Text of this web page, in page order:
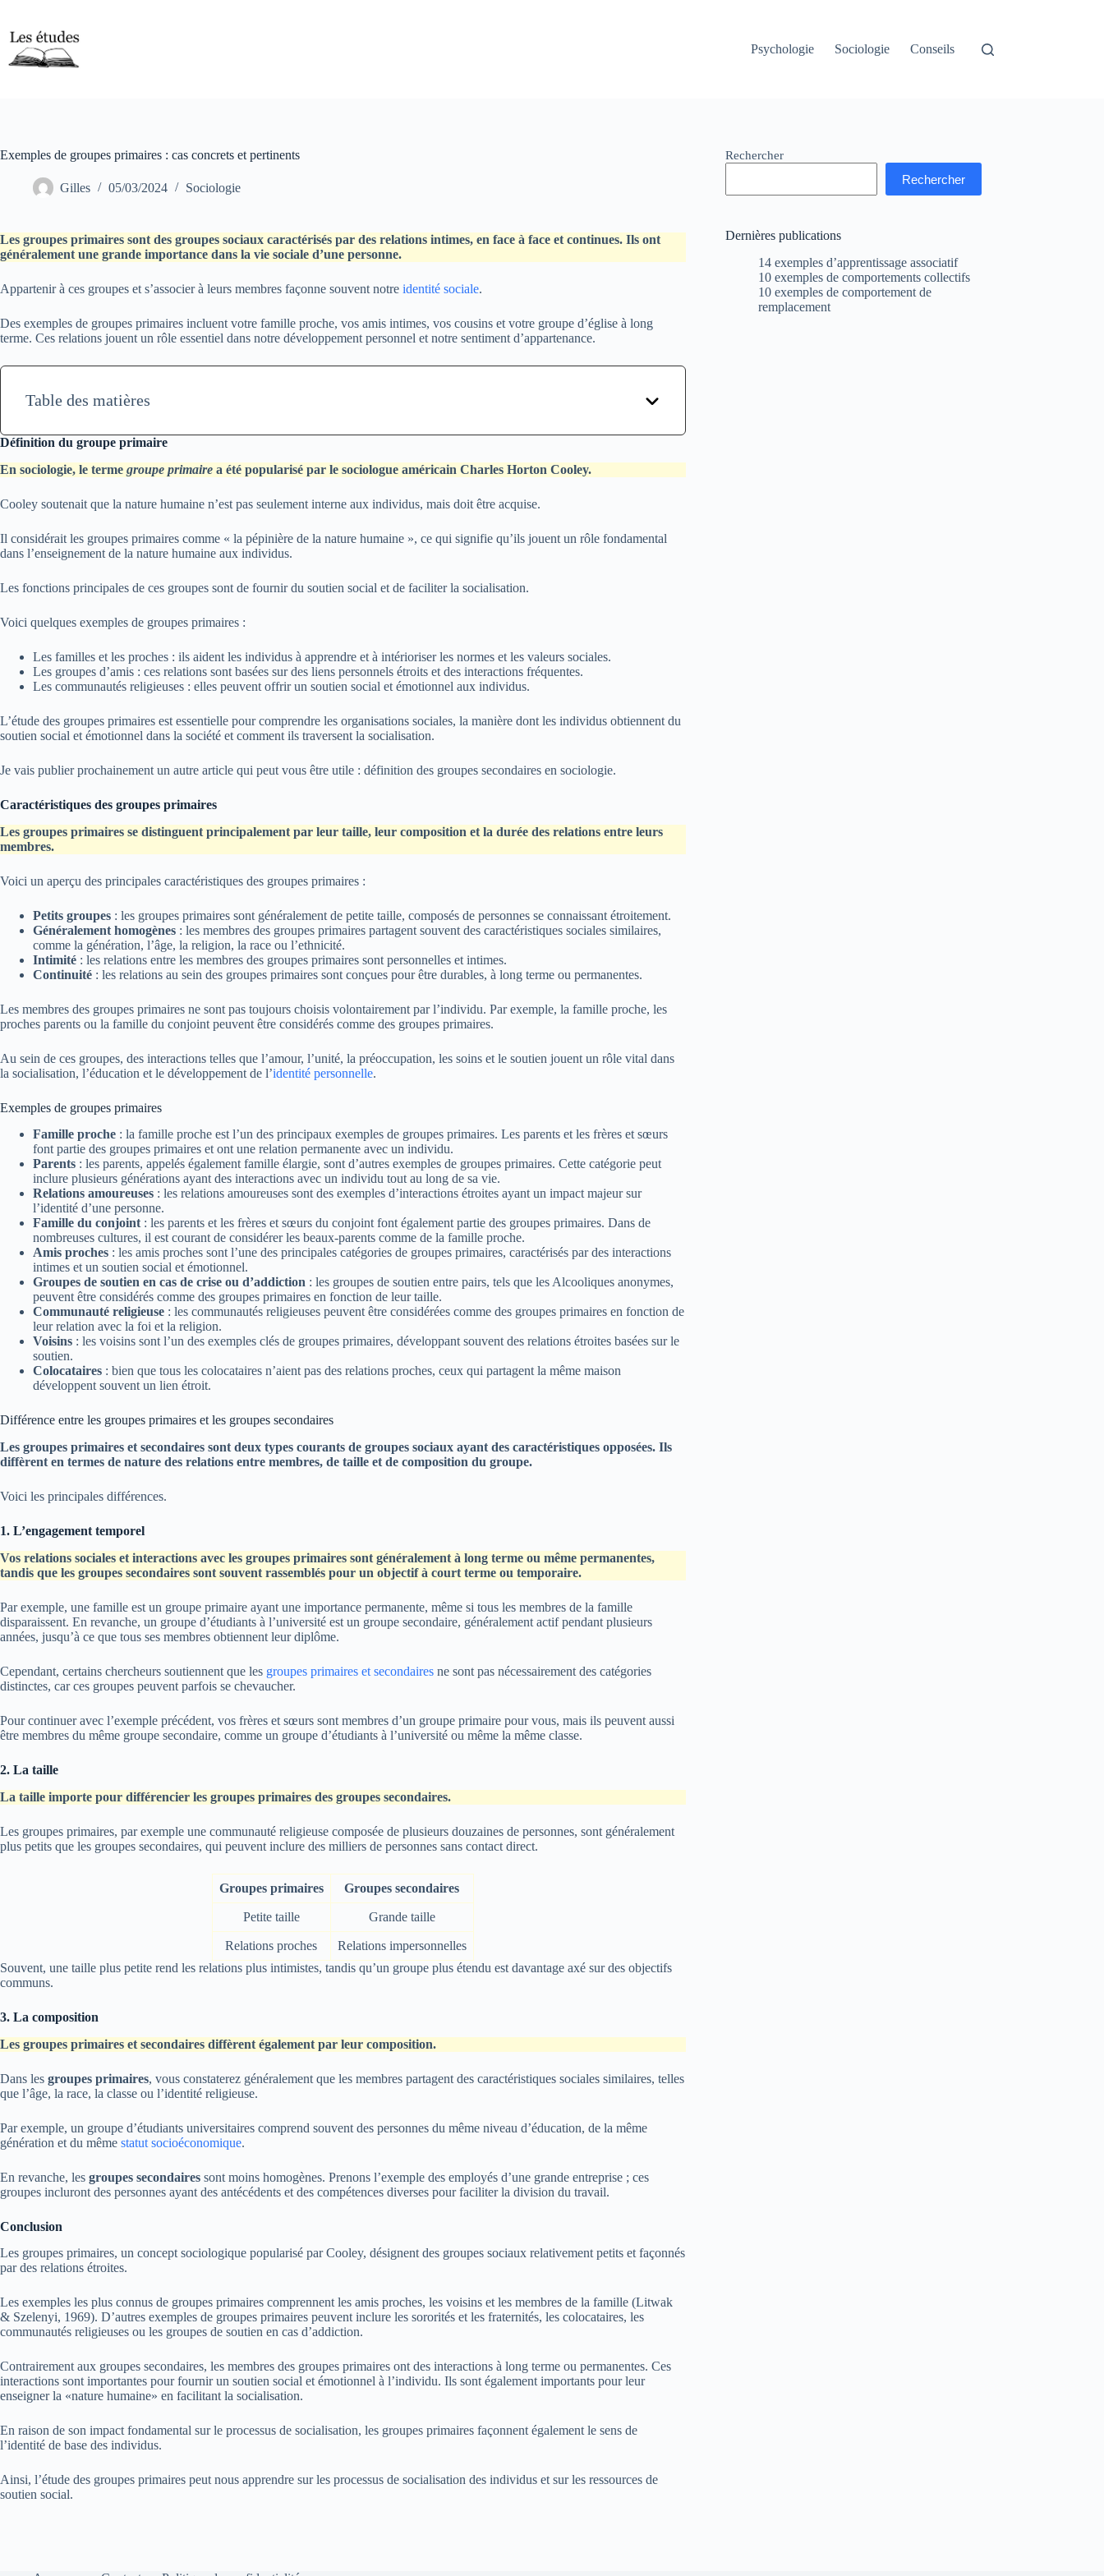
contenu
Psychologie
Sociologie Conseils
Exemples de groupes primaires : cas concrets et pertinents
Gilles 05/03/2024 Sociologie
Les groupes primaires sont des groupes sociaux caractérisés par des relations intimes, en face à face et continues. Ils ont
généralement une grande importance dans la vie sociale d’une personne.
Appartenir à ces groupes et s’associer à leurs membres façonne souvent notre identité sociale.
Des exemples de groupes primaires incluent votre famille proche, vos amis intimes, vos cousins et votre groupe d’église à long
terme. Ces relations jouent un rôle essentiel dans notre développement personnel et notre sentiment d’appartenance.
Table des matières
Définition du groupe primaire
En sociologie, le terme groupe primaire a été popularisé par le sociologue américain Charles Horton Cooley.
Cooley soutenait que la nature humaine n’est pas seulement interne aux individus, mais doit être acquise.
Il considérait les groupes primaires comme « la pépinière de la nature humaine », ce qui signifie qu’ils jouent un rôle fondamental
dans l’enseignement de la nature humaine aux individus.
Les fonctions principales de ces groupes sont de fournir du soutien social et de faciliter la socialisation.
Voici quelques exemples de groupes primaires :
Les familles et les proches : ils aident les individus à apprendre et à intérioriser les normes et les valeurs sociales.
Les groupes d’amis : ces relations sont basées sur des liens personnels étroits et des interactions fréquentes.
Les communautés religieuses : elles peuvent offrir un soutien social et émotionnel aux individus.
L’étude des groupes primaires est essentielle pour comprendre les organisations sociales, la manière dont les individus obtiennent du
soutien social et émotionnel dans la société et comment ils traversent la socialisation.
Je vais publier prochainement un autre article qui peut vous être utile : définition des groupes secondaires en sociologie.
Caractéristiques des groupes primaires
Les groupes primaires se distinguent principalement par leur taille, leur composition et la durée des relations entre leurs
membres.
Voici un aperçu des principales caractéristiques des groupes primaires :
Petits groupes : les groupes primaires sont généralement de petite taille, composés de personnes se connaissant étroitement.
Généralement homogènes : les membres des groupes primaires partagent souvent des caractéristiques sociales similaires,
comme la génération, l’âge, la religion, la race ou l’ethnicité.
Intimité : les relations entre les membres des groupes primaires sont personnelles et intimes.
Continuité : les relations au sein des groupes primaires sont conçues pour être durables, à long terme ou permanentes.
Les membres des groupes primaires ne sont pas toujours choisis volontairement par l’individu. Par exemple, la famille proche, les
proches parents ou la famille du conjoint peuvent être considérés comme des groupes primaires.
Au sein de ces groupes, des interactions telles que l’amour, l’unité, la préoccupation, les soins et le soutien jouent un rôle vital dans
la socialisation, l’éducation et le développement de l’identité personnelle.
Exemples de groupes primaires
Famille proche : la famille proche est l’un des principaux exemples de groupes primaires. Les parents et les frères et sœurs
font partie des groupes primaires et ont une relation permanente avec un individu.
Parents : les parents, appelés également famille élargie, sont d’autres exemples de groupes primaires. Cette catégorie peut
inclure plusieurs générations ayant des interactions avec un individu tout au long de sa vie.
Relations amoureuses : les relations amoureuses sont des exemples d’interactions étroites ayant un impact majeur sur
l’identité d’une personne.
Famille du conjoint : les parents et les frères et sœurs du conjoint font également partie des groupes primaires. Dans de
nombreuses cultures, il est courant de considérer les beaux-parents comme de la famille proche.
Amis proches : les amis proches sont l’une des principales catégories de groupes primaires, caractérisés par des interactions
intimes et un soutien social et émotionnel.
Groupes de soutien en cas de crise ou d’addiction : les groupes de soutien entre pairs, tels que les Alcooliques anonymes,
peuvent être considérés comme des groupes primaires en fonction de leur taille.
Communauté religieuse : les communautés religieuses peuvent être considérées comme des groupes primaires en fonction de
leur relation avec la foi et la religion.
Voisins : les voisins sont l’un des exemples clés de groupes primaires, développant souvent des relations étroites basées sur le
soutien.
Colocataires : bien que tous les colocataires n’aient pas des relations proches, ceux qui partagent la même maison
développent souvent un lien étroit.
Différence entre les groupes primaires et les groupes secondaires
Les groupes primaires et secondaires sont deux types courants de groupes sociaux ayant des caractéristiques opposées. Ils
diffèrent en termes de nature des relations entre membres, de taille et de composition du groupe.
Voici les principales différences.
1. L’engagement temporel
Vos relations sociales et interactions avec les groupes primaires sont généralement à long terme ou même permanentes,
tandis que les groupes secondaires sont souvent rassemblés pour un objectif à court terme ou temporaire.
Par exemple, une famille est un groupe primaire ayant une importance permanente, même si tous les membres de la famille
disparaissent. En revanche, un groupe d’étudiants à l’université est un groupe secondaire, généralement actif pendant plusieurs
années, jusqu’à ce que tous ses membres obtiennent leur diplôme.
Cependant, certains chercheurs soutiennent que les groupes primaires et secondaires ne sont pas nécessairement des catégories
distinctes, car ces groupes peuvent parfois se chevaucher.
Pour continuer avec l’exemple précédent, vos frères et sœurs sont membres d’un groupe primaire pour vous, mais ils peuvent aussi
être membres du même groupe secondaire, comme un groupe d’étudiants à l’université ou même la même classe.
2. La taille
La taille importe pour différencier les groupes primaires des groupes secondaires.
Les groupes primaires, par exemple une communauté religieuse composée de plusieurs douzaines de personnes, sont généralement
plus petits que les groupes secondaires, qui peuvent inclure des milliers de personnes sans contact direct.
Groupes primaires Groupes secondaires
Petite taille Grande taille
Relations proches
Relations impersonnelles
Souvent, une taille plus petite rend les relations plus intimistes, tandis qu’un groupe plus étendu est davantage axé sur des objectifs
communs.
3. La composition
Les groupes primaires et secondaires diffèrent également par leur composition.
Dans les groupes primaires, vous constaterez généralement que les membres partagent des caractéristiques sociales similaires, telles
que l’âge, la race, la classe ou l’identité religieuse.
Par exemple, un groupe d’étudiants universitaires comprend souvent des personnes du même niveau d’éducation, de la même
génération et du même statut socioéconomique.
En revanche, les groupes secondaires sont moins homogènes. Prenons l’exemple des employés d’une grande entreprise ; ces
groupes incluront des personnes ayant des antécédents et des compétences diverses pour faciliter la division du travail.
Conclusion
Les groupes primaires, un concept sociologique popularisé par Cooley, désignent des groupes sociaux relativement petits et façonnés
par des relations étroites.
Les exemples les plus connus de groupes primaires comprennent les amis proches, les voisins et les membres de la famille (Litwak
& Szelenyi, 1969). D’autres exemples de groupes primaires peuvent inclure les sororités et les fraternités, les colocataires, les
communautés religieuses ou les groupes de soutien en cas d’addiction.
Contrairement aux groupes secondaires, les membres des groupes primaires ont des interactions à long terme ou permanentes. Ces
interactions sont importantes pour fournir un soutien social et émotionnel à l’individu. Ils sont également importants pour leur
enseigner la «nature humaine» en facilitant la socialisation.
En raison de son impact fondamental sur le processus de socialisation, les groupes primaires façonnent également le sens de
l’identité de base des individus.
Ainsi, l’étude des groupes primaires peut nous apprendre sur les processus de socialisation des individus et sur les ressources de
soutien social.
Rechercher
Rechercher
Dernières publications
14 exemples d’apprentissage associatif
10 exemples de comportements collectifs
10 exemples de comportement de
remplacement